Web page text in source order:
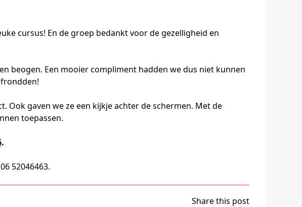
cursus! En de groep bedankt voor de gezelligheid en
beogen. Een mooier compliment hadden we dus niet kunnen
Ook gaven we ze een kijkje achter de schermen. Met de
toepassen.
.
52046463.
Share this post